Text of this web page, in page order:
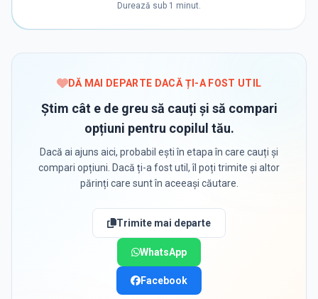
Durează sub 1 minut.
DĂ MAI DEPARTE DACĂ ȚI-A FOST UTIL
Știm cât e de greu să cauți și să compari
opțiuni pentru copilul tău.
Dacă ai ajuns aici, probabil ești în etapa în care cauți și
compari opțiuni. Dacă ți-a fost util, îl poți trimite și altor
părinți care sunt în aceeași căutare.
Trimite mai departe
WhatsApp
Facebook